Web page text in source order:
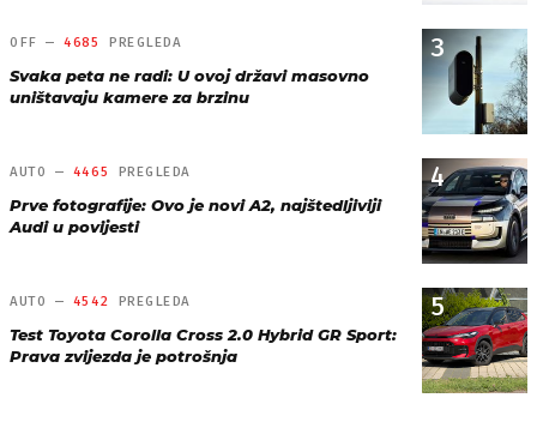
3
OFF —4685 PREGLEDA
Svaka peta ne radi: U ovoj državi masovno
uništavaju kamere za brzinu
4
AUTO — 4465 PREGLEDA
Prve fotografije: Ovo je novi A2, najštedljiviji
Audi u povijesti
5
AUTO — 4542 PREGLEDA
Test Toyota Corolla Cross 2.0 Hybrid GR Sport:
Prava zvijezda je potrošnja